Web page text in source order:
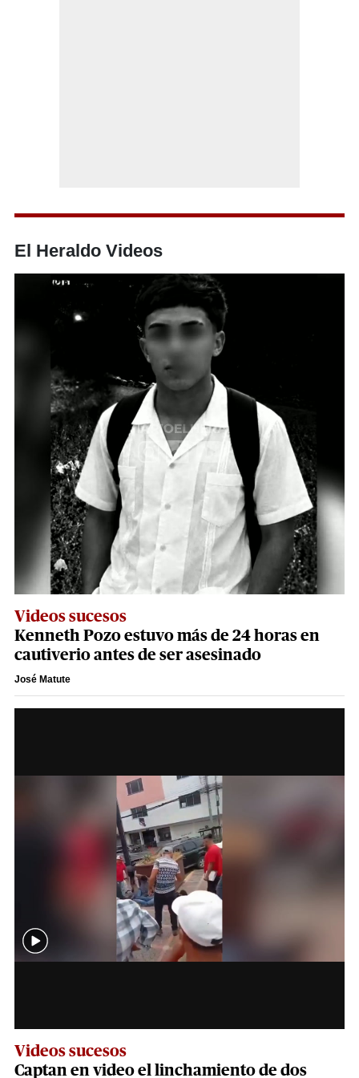
El Heraldo Videos
Videos sucesos
Kenneth Pozo estuvo más de 24 horas en
cautiverio antes de ser asesinado
José Matute
Videos sucesos
Captan en video el linchamiento de dos